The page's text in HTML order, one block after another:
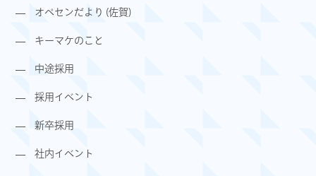
オペセンだより (佐賀)
キーマケのこと
中途採用
採用イベント
新卒採用
社内イベント